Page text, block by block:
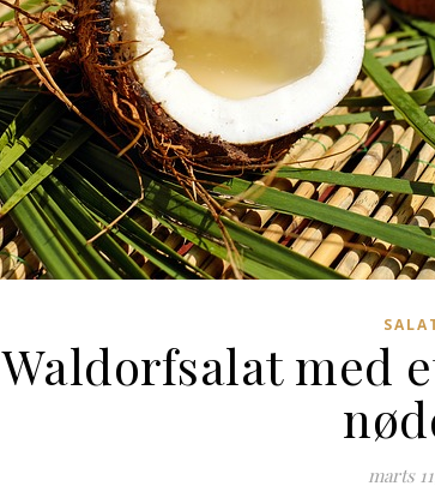
Waldorfsalat med
marts